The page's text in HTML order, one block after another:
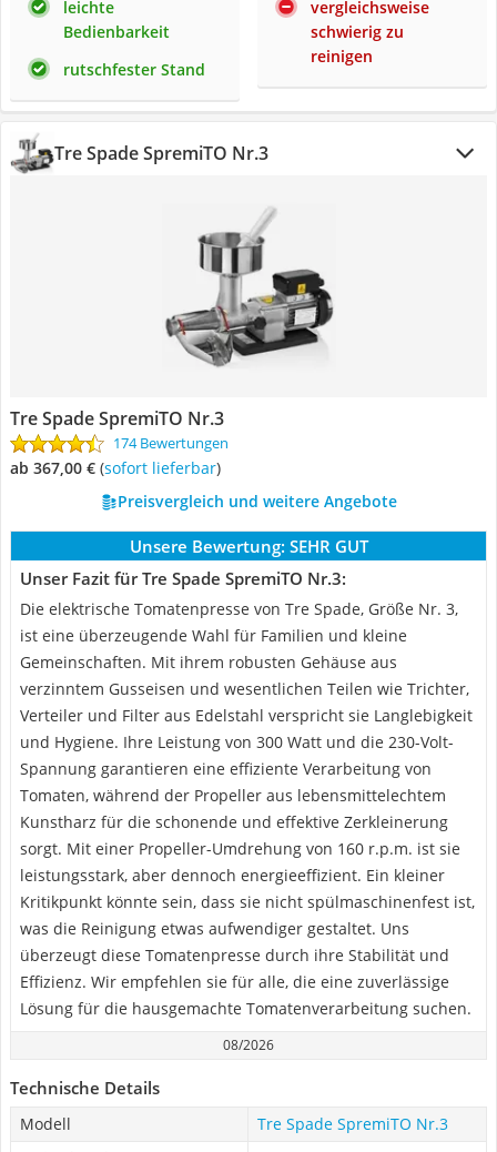
leichte
Bedienbarkeit
rutschfester Stand
vergleichsweise
schwierig zu
reinigen
Tre Spade SpremiTO Nr.3
Tre Spade SpremiTO Nr.3
174 Bewertungen
ab 367,00 € ( Sofort lieferbar)
Preisvergleich und weitere Angebote
Unsere Bewertung: SEHR GUT
Unser Fazit für Tre Spade SpremiTO Nr.3:
Die elektrische Tomatenpresse von Tre Spade, Größe Nr. 3,
ist eine überzeugende Wahl für Familien und kleine
Gemeinschaften. Mit ihrem robusten Gehäuse aus
verzinntem Gusseisen und wesentlichen Teilen wie Trichter,
Verteiler und Filter aus Edelstahl verspricht sie Langlebigkeit
und Hygiene. Ihre Leistung von 300 Watt und die 230-Volt-
Spannung garantieren eine effiziente Verarbeitung von
Tomaten, während der Propeller aus lebensmittelechtem
Kunstharz für die schonende und effektive Zerkleinerung
sorgt. Mit einer Propeller-Umdrehung von 160 r.p.m. ist sie
leistungsstark, aber dennoch energieeffizient. Ein kleiner
Kritikpunkt könnte sein, dass sie nicht spülmaschinenfest ist,
was die Reinigung etwas aufwendiger gestaltet. Uns
überzeugt diese Tomatenpresse durch ihre Stabilität und
Effizienz. Wir empfehlen sie für alle, die eine zuverlässige
Lösung für die hausgemachte Tomatenverarbeitung suchen.
08/2026
Technische Details
Modell
Tre Spade SpremiTO Nr.3